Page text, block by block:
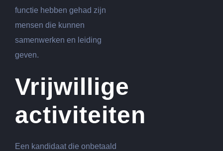
functie hebben gehad zijn
mensen die kunnen
samenwerken en leiding
geven.
Vrijwillige
activiteiten
Een kandidaat die onbetaald